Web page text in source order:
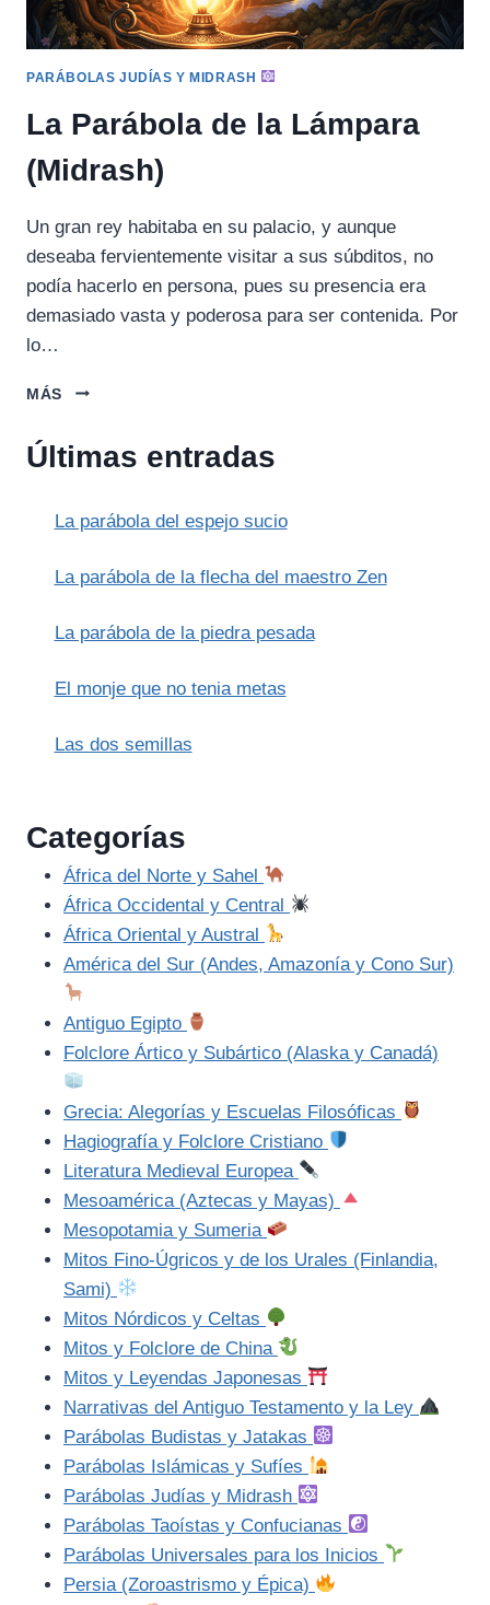
PARÁBOLAS JUDÍAS Y MIDRASH
La Parábola de la Lámpara
(Midrash)
Un gran rey habitaba en su palacio, y aunque
deseaba fervientemente visitar a sus súbditos, no
podía hacerlo en persona, pues su presencia era
demasiado vasta y poderosa para ser contenida. Por
lo…
MÁS
LA
LA
Últimas entradas
La parábola del espejo sucio
La parábola de la flecha del maestro Zen
La parábola de la piedra pesada
El monje que no tenia metas
Las dos semillas
Categorías
África del Norte y Sahel
África Occidental y Central
África Oriental y Austral
América del Sur (Andes, Amazonía y Cono Sur)
Antiguo Egipto
Folclore Ártico y Subártico (Alaska y Canadá)
Grecia: Alegorías y Escuelas Filosóficas
Hagiografía y Folclore Cristiano
Literatura Medieval Europea
Mesoamérica (Aztecas y Mayas)
Mesopotamia y Sumeria
Mitos Fino-Úgricos y de los Urales (Finlandia,
Sami)
Mitos Nórdicos y Celtas
Mitos y Folclore de China
Mitos y Leyendas Japonesas
Narrativas del Antiguo Testamento y la Ley
Parábolas Budistas y Jatakas
Parábolas Islámicas y Sufíes
Parábolas Judías y Midrash
Parábolas Taoístas y Confucianas
Parábolas Universales para los Inicios
Persia (Zoroastrismo y Épica)